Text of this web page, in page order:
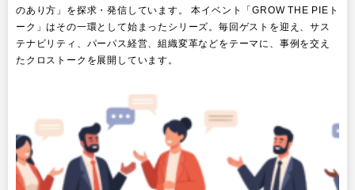
のあり方」を探求・発信しています。 本イベント「GROW THE PIEト
ーク」はその一環として始まったシリーズ。毎回ゲストを迎え、サス
テナビリティ、パーパス経営、組織変革などをテーマに、事例を交え
たクロストークを展開しています。